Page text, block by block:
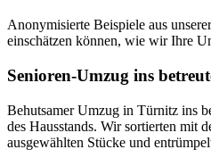
Anonymisierte Beispiele aus
einschätzen können, wie wir Ihre
Senioren-Umzug ins
Behutsamer Umzug in Türnitz ins
des Hausstands. Wir sortierten mit
ausgewählten Stücke und